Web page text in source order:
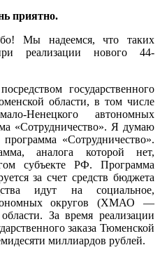
приятно.
Мы надеемся, что таких
реализации нового 44-
государственного
области, в том числе
Ненецкого автономных
«Сотрудничество». Я думаю
«Сотрудничество».
аналога которой нет,
субъекте РФ. Программа
за счет средств бюджета
идут на социальное,
округов (ХМАО —
За время реализации
заказа Тюменской
миллиардов рублей.